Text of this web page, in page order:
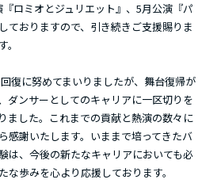
ロミオとジュリエット』、5月公演『パ
ておりますので、引き続きご支援賜りま
復に努めてまいりましたが、舞台復帰が
ダンサーとしてのキャリアに一区切りを
ました。これまでの貢献と熱演の数々に
感謝いたします。いままで培ってきたバ
は、今後の新たなキャリアにおいても必
な歩みを心より応援しております。